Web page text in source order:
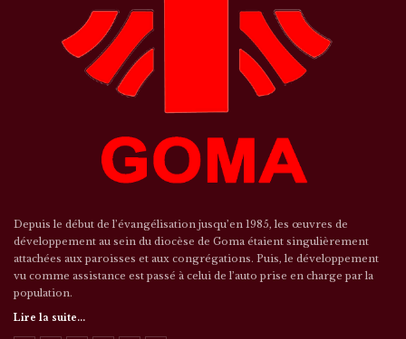
Depuis le début de l’évangélisation jusqu’en 1985, les œuvres de
développement au sein du diocèse de Goma étaient singulièrement
attachées aux paroisses et aux congrégations. Puis, le développement
vu comme assistance est passé à celui de l’auto prise en charge par la
population.
Lire la suite...